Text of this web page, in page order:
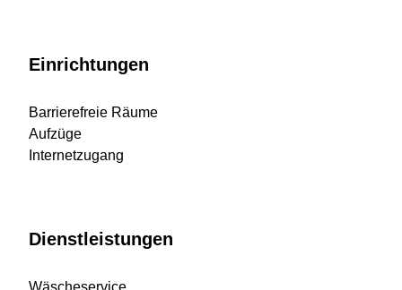
Einrichtungen
Barrierefreie Räume
Aufzüge
Internetzugang
Dienstleistungen
Wäscheservice